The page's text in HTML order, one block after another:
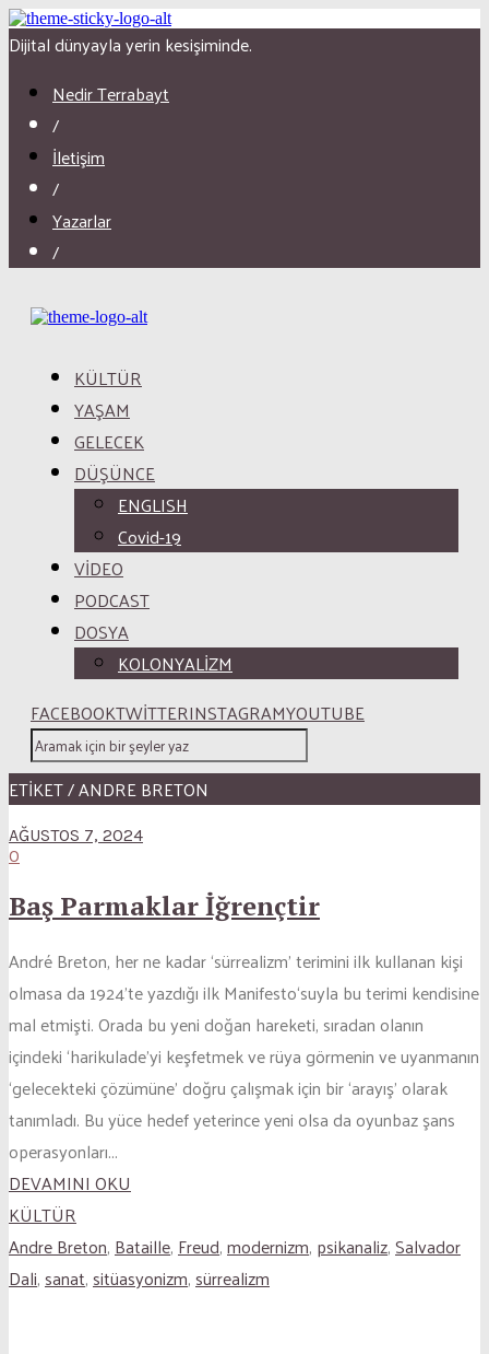
Dijital dünyayla yerin kesişiminde.
Nedir Terrabayt
/
İletişim
/
Yazarlar
/
KÜLTÜR
YAŞAM
GELECEK
DÜŞÜNCE
ENGLISH
Covid-19
VİDEO
PODCAST
DOSYA
KOLONYALİZM
FACEBOOKTWITTERINSTAGRAMYOUTUBE
ETİKET / ANDRE BRETON
AĞUSTOS 7, 2024
0
Baş Parmaklar İğrençtir
André Breton, her ne kadar ‘sürrealizm’ terimini ilk kullanan kişi
olmasa da 1924’te yazdığı ilk Manifesto‘suyla bu terimi kendisine
mal etmişti. Orada bu yeni doğan hareketi, sıradan olanın
içindeki ‘harikulade’yi keşfetmek ve rüya görmenin ve uyanmanın
‘gelecekteki çözümüne’ doğru çalışmak için bir ‘arayış’ olarak
tanımladı. Bu yüce hedef yeterince yeni olsa da oyunbaz şans
operasyonları...
DEVAMINI OKU
KÜLTÜR
Andre Breton,Bataille,Freud,modernizm, psikanaliz,Salvador
Dali,sanat,sitüasyonizm,sürrealizm